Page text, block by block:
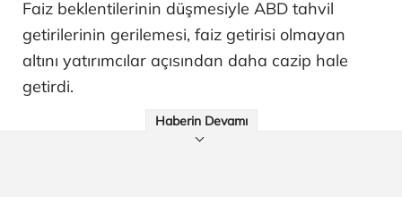
Faiz beklentilerinin düşmesiyle ABD tahvil
getirilerinin gerilemesi, faiz getirisi olmayan
altını yatırımcılar açısından daha cazip hale
getirdi.
Haberin Devamı